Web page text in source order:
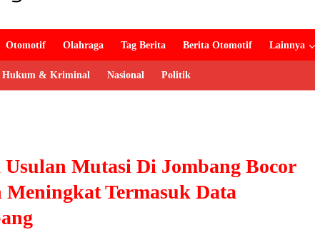
Otomotif Olahraga Tag Berita Berita Otomotif Lainnya
Hukum & Kriminal Nasional Politik
Mutasi Di Jombang Bocor
Meningkat Termasuk Data